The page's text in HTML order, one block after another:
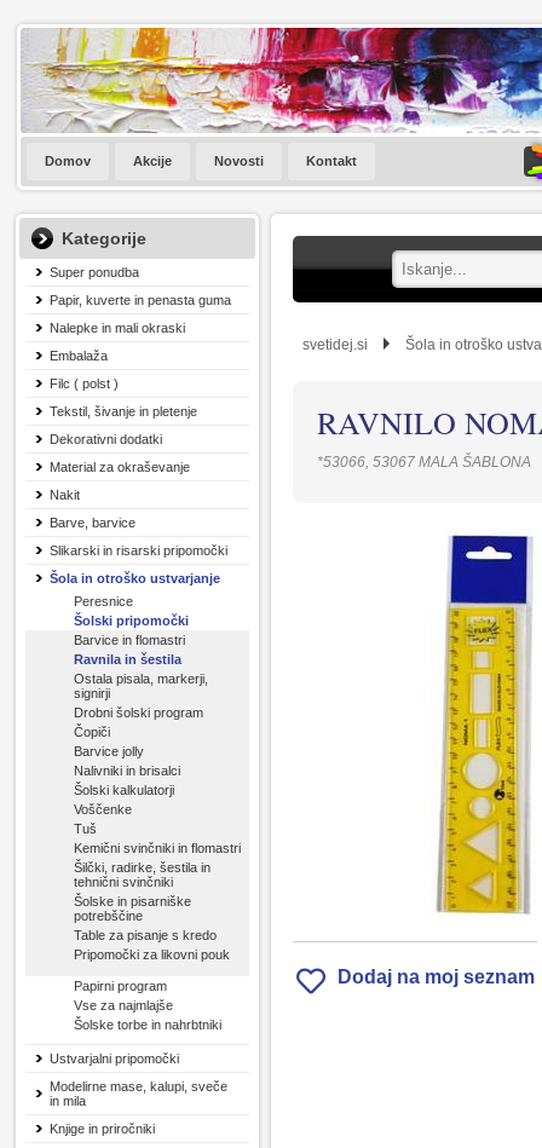
Domov Akcije Novosti Kontakt
Kategorije
Super ponudba
Papir, kuverte in penasta guma
Nalepke in mali okraski
Embalaža
Filc ( polst )
Tekstil, šivanje in pletenje
Dekorativni dodatki
Material za okraševanje
Nakit
Barve, barvice
Slikarski in risarski pripomočki
Šola in otroško ustvarjanje
Peresnice
Šolski pripomočki
Barvice in flomastri
Ravnila in šestila
Ostala pisala, markerji,
signirji
Drobni šolski program
Čopiči
Barvice jolly
Nalivniki in brisalci
Šolski kalkulatorji
Voščenke
Tuš
Kemični svinčniki in flomastri
Šilčki, radirke, šestila in
tehnični svinčniki
Šolske in pisarniške
potrebščine
Table za pisanje s kredo
Pripomočki za likovni pouk
Papirni program
Vse za najmlajše
Šolske torbe in nahrbtniki
Ustvarjalni pripomočki
Modelirne mase, kalupi, sveče
in mila
Knjige in priročniki
svetidej.si Šola in otroško
RAVNILO
*53066, 53067 MALA ŠABLONA
Dodaj na moj seznam